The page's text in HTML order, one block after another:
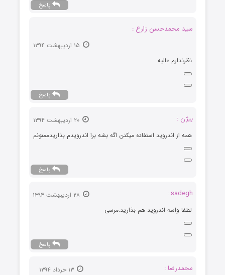
پاسخ
سید محمدحسن زارع :
نظرندارم عالیه
پاسخ
بیژن :
همه از اندروید استفاده میکنن اگه بشه برا اندرویدم بذاریدممنونم
پاسخ
sadegh :
لطفا واسه اندروید هم بذارید.مرسی
پاسخ
محمدرضا :
۱۳ خرداد ۱۳۹۴